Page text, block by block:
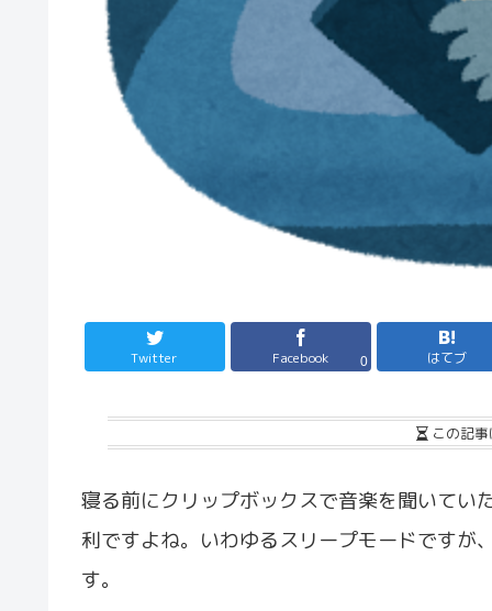
Twitter Facebook 0 はてブ
この記事
寝る前にクリップボックスで音楽を聞いてい
利ですよね。いわゆるスリープモードですが
す。